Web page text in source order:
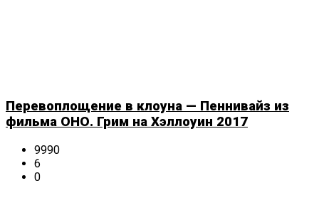
Перевоплощение в клоуна — Пеннивайз из
фильма ОНО. Грим на Хэллоуин 2017
9990
6
0